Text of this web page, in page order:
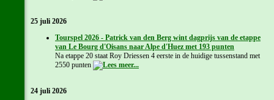
25 juli 2026
Tourspel 2026 - Patrick van den Berg wint dagprijs van de etappe
van Le Bourg d'Oisans naar Alpe d'Huez met 193 punten
Na etappe 20 staat Roy Driessen 4 eerste in de huidige tussenstand met
2550 punten
24 juli 2026